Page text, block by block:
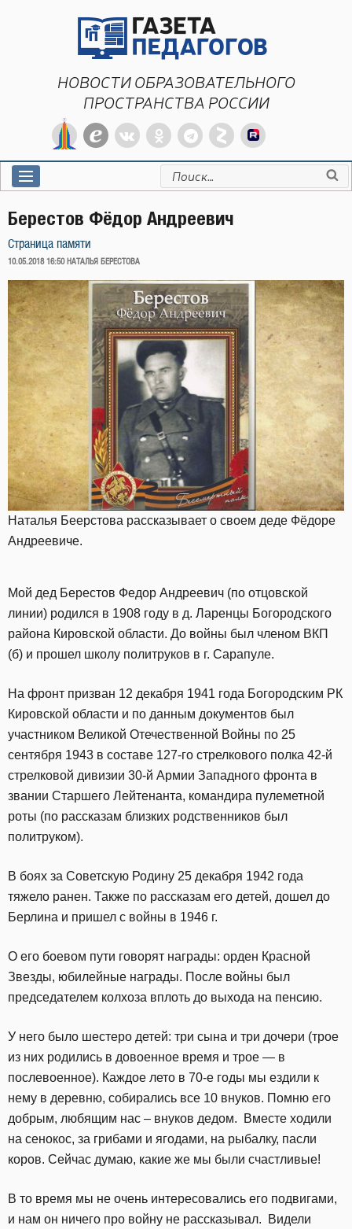
НОВОСТИ ОБРАЗОВАТЕЛЬНОГО
ПРОСТРАНСТВА РОССИИ
Искать:
Берестов Фёдор Андреевич
Страница памяти
ОПУБЛИКОВАНО
10.05.2018 16:50 НАТАЛЬЯ БЕРЕСТОВА
Наталья Беерстова рассказывает о своем деде Фёдоре
Андреевиче.
Мой дед Берестов Федор Андреевич (по отцовской
линии) родился в 1908 году в д. Ларенцы Богородского
района Кировской области. До войны был членом ВКП
(б) и прошел школу политруков в г. Сарапуле.
На фронт призван 12 декабря 1941 года Богородским РК
Кировской области и по данным документов был
участником Великой Отечественной Войны по 25
сентября 1943 в составе 127-го стрелкового полка 42-й
стрелковой дивизии 30-й Армии Западного фронта в
звании Старшего Лейтенанта, командира пулеметной
роты (по рассказам близких родственников был
политруком).
В боях за Советскую Родину 25 декабря 1942 года
тяжело ранен. Также по рассказам его детей, дошел до
Берлина и пришел с войны в 1946 г.
О его боевом пути говорят награды: орден Красной
Звезды, юбилейные награды. После войны был
председателем колхоза вплоть до выхода на пенсию.
У него было шестеро детей: три сына и три дочери (трое
из них родились в довоенное время и трое — в
послевоенное). Каждое лето в 70-е годы мы ездили к
нему в деревню, собирались все 10 внуков. Помню его
добрым, любящим нас – внуков дедом. Вместе ходили
на сенокос, за грибами и ягодами, на рыбалку, пасли
коров. Сейчас думаю, какие же мы были счастливые!
В то время мы не очень интересовались его подвигами,
и нам он ничего про войну не рассказывал. Видели